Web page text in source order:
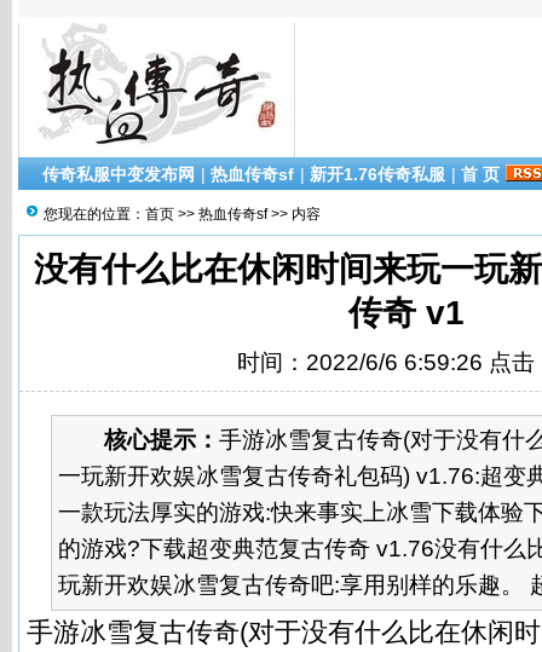
传奇私服中变发布网 | 热血传奇sf | 新开1.76传奇私服 | 首 页
您现在的位置： 首页 >> 热血传奇sf>> 内容
没有什么比在休闲时间来玩一玩
传奇 v1
时间：2022/6/6 6:59:26 点击
核心提示： 手游冰雪复古传奇(对于没有什
一玩新开欢娱冰雪复古传奇礼包码) v1.76:超变
一款玩法厚实的游戏:快来事实上冰雪下载体验
的游戏?下载超变典范复古传奇 v1.76没有什么
玩新开欢娱冰雪复古传奇吧:享用别样的乐趣。
手游冰雪复古传奇(对于没有什么比在休闲